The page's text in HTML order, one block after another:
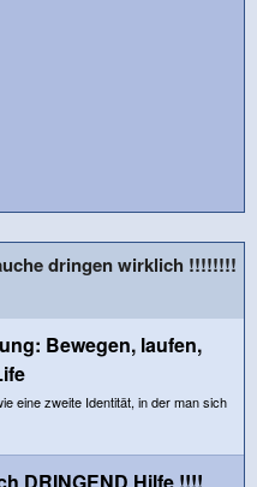
dringen wirklich !!!!!!!!
Bewegen, laufen,
eine zweite Identität, in der man sich
DRINGEND Hilfe !!!!